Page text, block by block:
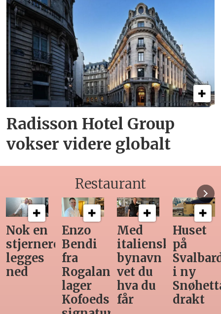
Radisson Hotel Group
vokser videre globalt
Restaurant
Nok en
stjernerestaurant
legges
ned
Enzo
Bendi
fra
Rogaland
lager
Kofoeds
Med
italiensk
bynavn
vet du
hva du
får
Huset
på
i ny
drakt